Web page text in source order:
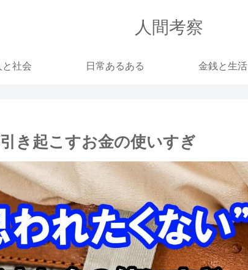
人間考察
と社会 日常あるある 金銭と生活
き起こすお金の使いすぎ